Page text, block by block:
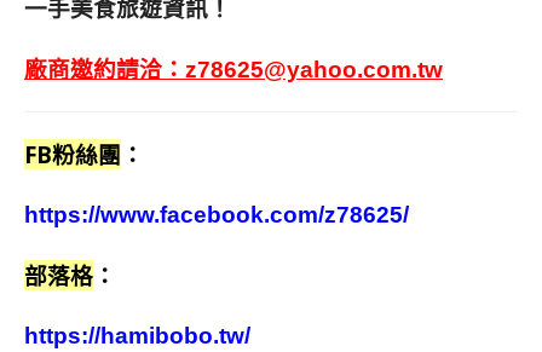
一手美食旅遊資訊！
廠商邀約請洽： z78625@yahoo.com.tw
FB粉絲團 ：
https://www.facebook.com/z78625/
部落格 ：
https://hamibobo.tw/